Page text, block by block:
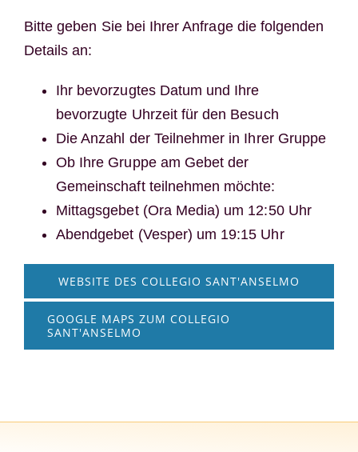
Bitte geben Sie bei Ihrer Anfrage die folgenden
Details an:
Ihr bevorzugtes Datum und Ihre
bevorzugte Uhrzeit für den Besuch
Die Anzahl der Teilnehmer in Ihrer Gruppe
Ob Ihre Gruppe am Gebet der
Gemeinschaft teilnehmen möchte:
Mittagsgebet (Ora Media) um 12:50 Uhr
Abendgebet (Vesper) um 19:15 Uhr
WEBSITE DES COLLEGIO SANT'ANSELMO
GOOGLE MAPS ZUM COLLEGIO
SANT'ANSELMO